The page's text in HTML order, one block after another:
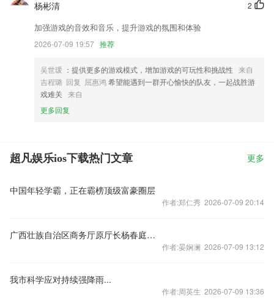
2
杨彬清
加强游戏的音效和音乐，提升游戏的氛围和体验
2026-07-09 19:57 推荐
吴世瑗 ：提供更多的游戏模式，增加游戏的可玩性和挑战性 来自
吉程璐 回复 屈惠鸿希望能遇到一群开心愉快的队友，一起战胜游
戏难关 来自
更多回复
超凡娱乐ios下载热门文章 更多
中国年轻学霸，正在霸榜顶级富豪圈层
作者:郑仁秀 2026-07-09 20:14
广西壮族自治区商务厅原厅长杨春庭接受审查调查
作者:晏娴澜 2026-07-09 13:12
我市科学应对持续强降雨...
作者:周英生 2026-07-09 13:36